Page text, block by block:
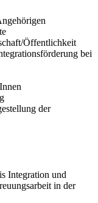
Öffentlichkeit
bei
der
Integration und
in der